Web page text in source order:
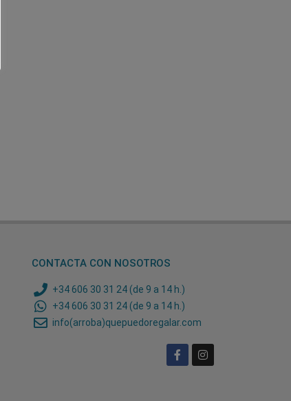
CONTACTA CON NOSOTROS
+34 606 30 31 24 (de 9 a 14 h.)
+34 606 30 31 24 (de 9 a 14 h.)
info(arroba)quepuedoregalar.com